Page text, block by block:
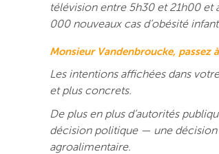
télévision entre 5h30 et 21h00 et
000 nouveaux cas d’obésité
Monsieur Vandenbroucke, passez
Les intentions affichées dans
et plus concrets.
De plus en plus d’autorités
décision politique — une décision
agroalimentaire.